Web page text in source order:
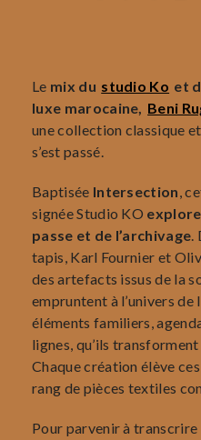
Le mix du studio Ko et
luxe marocaine, Beni
une collection classique
s’est passé.
Baptisée Intersection,
signée Studio KO
passe et de l’archivage.
tapis, Karl Fournier et
des artefacts issus de la
empruntent à l’univers de
éléments familiers,
lignes, qu’ils
Chaque création élève
rang de pièces textiles
Pour parvenir à